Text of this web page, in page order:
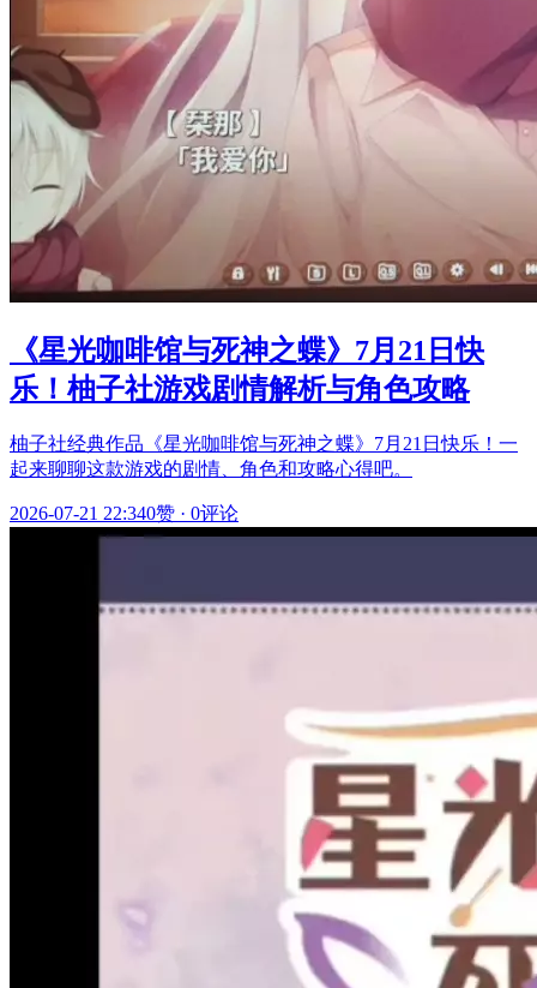
《星光咖啡馆与死神之蝶》7月21日快
乐！柚子社游戏剧情解析与角色攻略
柚子社经典作品《星光咖啡馆与死神之蝶》7月21日快乐！一
起来聊聊这款游戏的剧情、角色和攻略心得吧。
2026-07-21 22:340赞 · 0评论